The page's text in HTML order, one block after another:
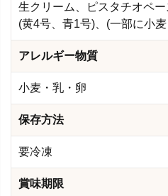
生クリーム、ピスタチオペ
(黄4号、青1号)、(一部に小
アレルギー物質
小麦・乳・卵
保存方法
要冷凍
賞味期限